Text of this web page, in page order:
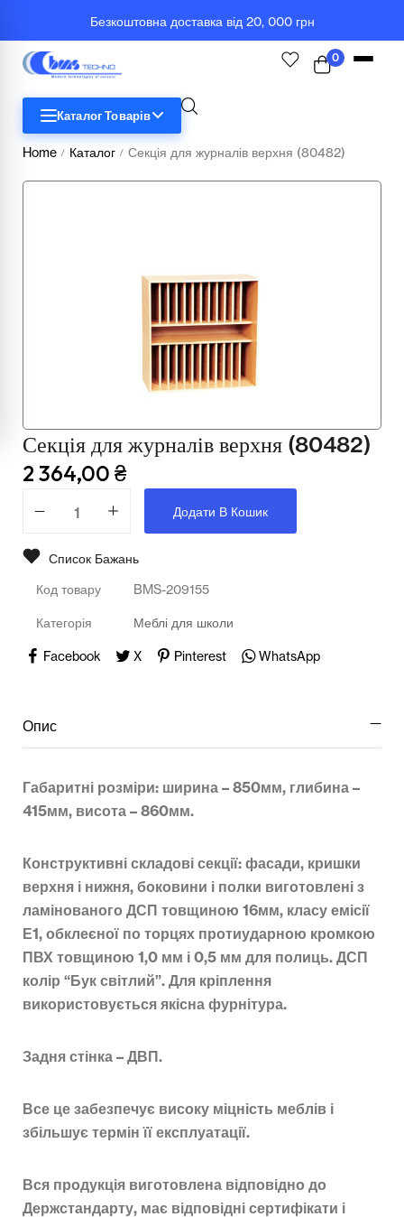
Безкоштовна доставка від 20, 000 грн
0
Каталог Товарів
Комп'ютерна техніка
Меблі
Освіта
Телерадіо обладнання
Всі товари
Підкатегорії відсутні.
Home / Каталог / Секція для журналів верхня (80482)
Секція для журналів верхня (80482)
2 364,00 ₴
Додати В Кошик
Список Бажань
Код товару BMS-209155
Категорія Меблі для школи
Facebook X Pinterest WhatsApp
Опис
Габаритні розміри: ширина – 850мм, глибина –
415мм, висота – 860мм.
Конструктивні складові секції: фасади, кришки
верхня і нижня, боковини і полки виготовлені з
ламінованого ДСП товщиною 16мм, класу емісії
Е1, обклеєної по торцях протиударною кромкою
ПВХ товщиною 1,0 мм і 0,5 мм для полиць. ДСП
колір “Бук світлий”. Для кріплення
використовується якісна фурнітура.
Задня стінка – ДВП.
Все це забезпечує високу міцність меблів і
збільшує термін її експлуатації.
Вся продукція виготовлена відповідно до
Держстандарту, має відповідні сертифікати і